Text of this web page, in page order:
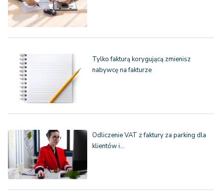
Tylko fakturą korygującą zmienisz
nabywcę na fakturze
Odliczenie VAT z faktury za parking dla
klientów i…